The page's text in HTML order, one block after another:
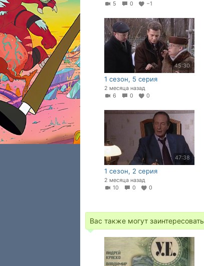
5
0 −1
45:30
1 сезон, 5 серия
2 месяца назад
6
0 0
47:38
1 сезон, 2 серия
2 месяца назад
10
0 0
Вас также могут заинтересовать